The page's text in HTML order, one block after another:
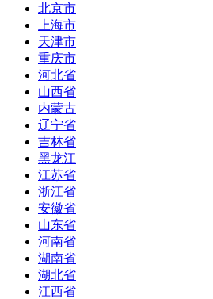
北京市
上海市
天津市
重庆市
河北省
山西省
内蒙古
辽宁省
吉林省
黑龙江
江苏省
浙江省
安徽省
山东省
河南省
湖南省
湖北省
江西省